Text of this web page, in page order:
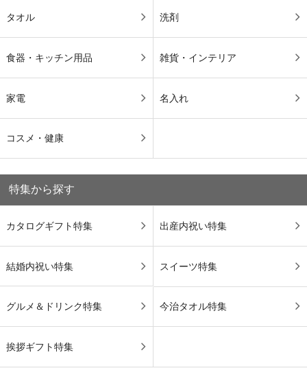
タオル 洗剤
食器・キッチン用品 雑貨・インテリア
家電 名入れ
コスメ・健康
特集から探す
カタログギフト特集 出産内祝い特集
結婚内祝い特集 スイーツ特集
グルメ＆ドリンク特集 今治タオル特集
挨拶ギフト特集